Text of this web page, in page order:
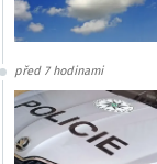
před 7 hodinami